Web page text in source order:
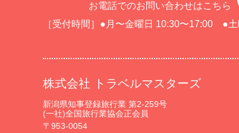
お電話でのお問い合わせはこちら
［受付時間］●月〜金曜日 10:30〜17:00 ●
株式会社 トラベルマスターズ
新潟県知事登録旅行業 第2-259号
(一社)全国旅行業協会正会員
〒953-0054